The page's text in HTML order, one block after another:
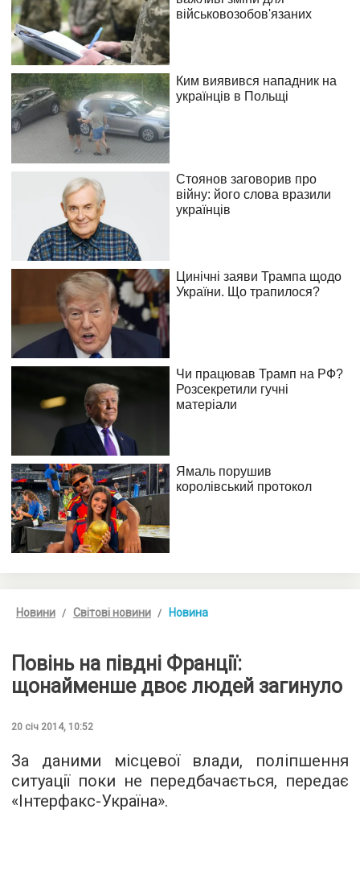
Новини Світові новини Новина
Повінь на півдні Франції:
щонайменше двоє людей загинуло
20 січ 2014, 10:52
За даними місцевої влади, поліпшення
ситуації поки не передбачається, передає
«Інтерфакс-Україна».